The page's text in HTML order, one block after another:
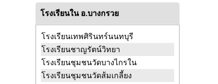
วัดโพธิ์บางโอวัดชลอ บางกรวย
นนทบุรี
วัดใหม่ผดุงเขต
ศาลากลาง บางกรวย
วัดไทยเจริญ
บางขุนกอง บางกรวย
โรงเรียนใน อ.บางกรวย
โรงเรียนเทพศิรินทร์นนทบุรี
โรงเรียนชาญรัตน์วิทยา
โรงเรียนชุมชนวัดบางไกรใน
โรงเรียนชุมชนวัดส้มเกลี้ยง